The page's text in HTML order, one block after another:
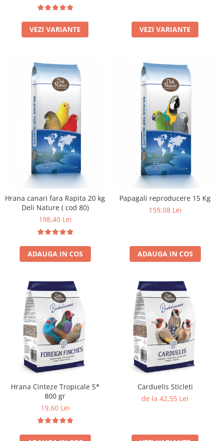
VEZI VARIANTE VEZI VARIANTE
Hrana canari fara Rapita 20 kg
Deli Nature ( cod 80)
198,40 Lei
ADAUGA IN COS
Papagali reproducere 15 Kg
159,08 Lei
ADAUGA IN COS
Hrana Cinteze Tropicale 5*
800 gr
19,60 Lei
Carduelis Sticleti
de la 42,55 Lei